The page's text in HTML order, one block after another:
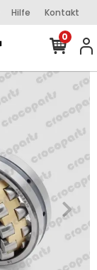
Hilfe Kontakt
0